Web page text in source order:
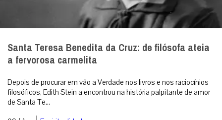
Santa Teresa Benedita da Cruz: de filósofa ateia
a fervorosa carmelita
Depois de procurar em vão a Verdade nos livros e nos raciocínios
filosóficos, Edith Stein a encontrou na história palpitante de amor
de Santa Te...